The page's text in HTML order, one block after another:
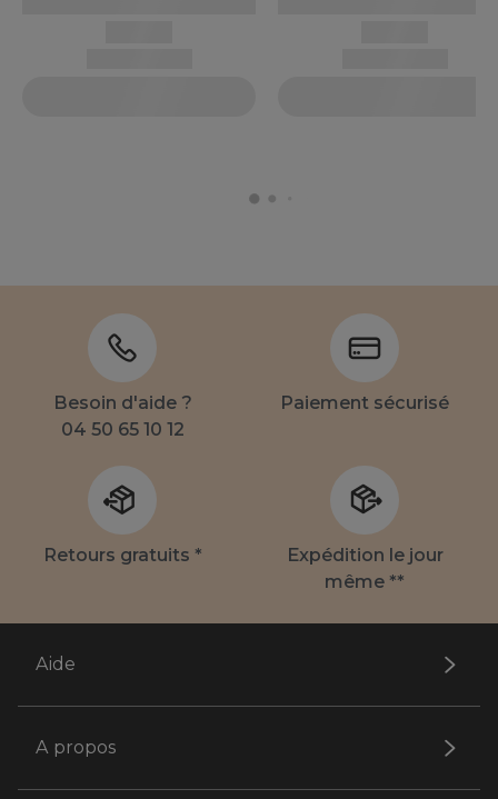
Besoin d'aide ?
04 50 65 10 12
Paiement sécurisé
Retours gratuits *
Expédition le jour
même **
Aide
A propos